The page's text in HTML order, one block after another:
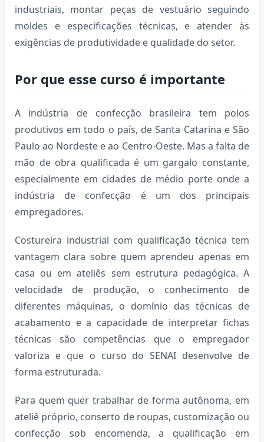
industriais, montar peças de vestuário seguindo
moldes e especificações técnicas, e atender às
exigências de produtividade e qualidade do setor.
Por que esse curso é importante
A indústria de confecção brasileira tem polos
produtivos em todo o país, de Santa Catarina e São
Paulo ao Nordeste e ao Centro-Oeste. Mas a falta de
mão de obra qualificada é um gargalo constante,
especialmente em cidades de médio porte onde a
indústria de confecção é um dos principais
empregadores.
Costureira industrial com qualificação técnica tem
vantagem clara sobre quem aprendeu apenas em
casa ou em ateliês sem estrutura pedagógica. A
velocidade de produção, o conhecimento de
diferentes máquinas, o domínio das técnicas de
acabamento e a capacidade de interpretar fichas
técnicas são competências que o empregador
valoriza e que o curso do SENAI desenvolve de
forma estruturada.
Para quem quer trabalhar de forma autônoma, em
ateliê próprio, conserto de roupas, customização ou
confecção sob encomenda, a qualificação em